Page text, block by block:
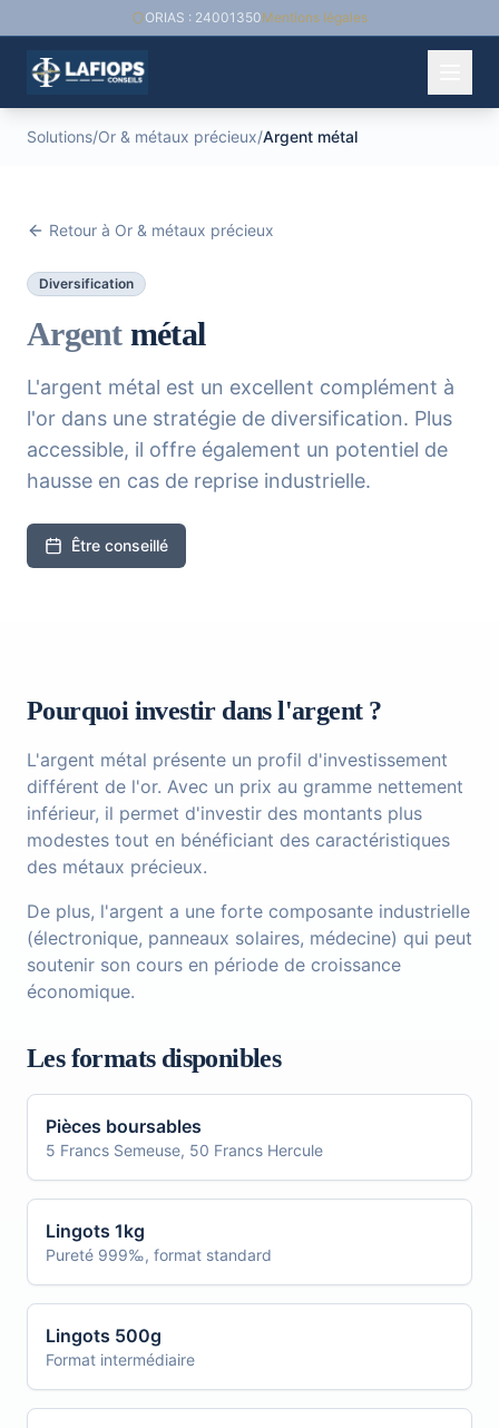
ORIAS : 24001350Mentions légales
Solutions/Or & métaux précieux/Argent métal
Retour à Or & métaux précieux
Diversification
Argentmétal
L'argent métal est un excellent complément à
l'or dans une stratégie de diversification. Plus
accessible, il offre également un potentiel de
hausse en cas de reprise industrielle.
Être conseillé
Pourquoi investir dans l'argent ?
L'argent métal présente un profil d'investissement
différent de l'or. Avec un prix au gramme nettement
inférieur, il permet d'investir des montants plus
modestes tout en bénéficiant des caractéristiques
des métaux précieux.
De plus, l'argent a une forte composante industrielle
(électronique, panneaux solaires, médecine) qui peut
soutenir son cours en période de croissance
économique.
Les formats disponibles
Pièces boursables
5 Francs Semeuse, 50 Francs Hercule
Lingots 1kg
Pureté 999‰, format standard
Lingots 500g
Format intermédiaire